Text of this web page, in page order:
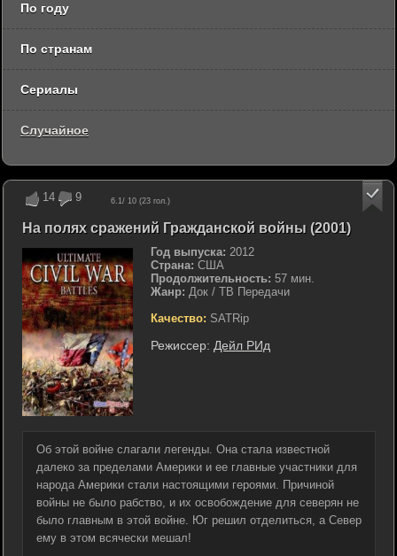
14 9 6.1/ 10 (23 гол.)
На полях сражений Гражданской войны (2001)
Год выпуска: 2012
Страна: США
Продолжительность: 57 мин.
Жанр: Док / ТВ Передачи
Качество: SATRip
Режиссер: Дейл РИд
Об этой войне слагали легенды. Она стала известной
далеко за пределами Америки и ее главные участники для
народа Америки стали настоящими героями. Причиной
войны не было рабство, и их освобождение для северян не
было главным в этой войне. Юг решил отделиться, а Север
ему в этом всячески мешал!
По году
По странам
Сериалы
Случайное